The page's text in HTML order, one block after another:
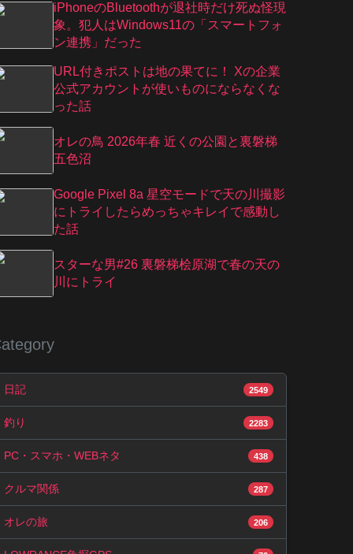
iPhoneのBluetoothが退社時だけ死ぬ怪現
象。犯人はWindows11の「スマートフォ
ン連携」だった
URL付きポストは地の果てに！ Xの企業
公式アカウントが使いものにならなくな
った話
オレの鳥 2026年春 近くの公園と裏磐梯
五色沼
Google Pixel 8a 星空モードで天の川撮影
にトライしたらめっちゃキレイで感動し
た話
スターな男#26 裏磐梯桧原湖で春の天の
川にトライ
日記 2549
釣り 2283
PC・スマホ・WEBネタ 438
クルマ関係 287
オレの旅 206